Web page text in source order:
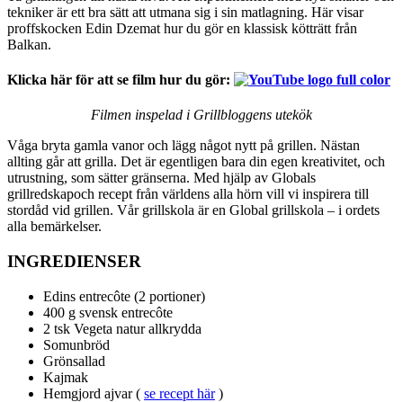
tekniker är ett bra sätt att utmana sig i sin matlagning. Här visar
proffskocken Edin Dzemat hur du gör en klassisk kötträtt från
Balkan.
Klicka här för att se film hur du gör:
Filmen inspelad i Grillbloggens utekök
Våga bryta gamla vanor och lägg något nytt på grillen. Nästan
allting går att grilla. Det är egentligen bara din egen kreativitet, och
utrustning, som sätter gränserna. Med hjälp av Globals
grillredskapoch recept från världens alla hörn vill vi inspirera till
stordåd vid grillen. Vår grillskola är en Global grillskola – i ordets
alla bemärkelser.
INGREDIENSER
Edins entrecôte (2 portioner)
400 g svensk entrecôte
2 tsk Vegeta natur allkrydda
Somunbröd
Grönsallad
Kajmak
Hemgjord ajvar ( se recept här)